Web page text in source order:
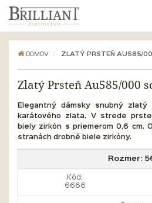
DOMOV ZLATÝ PRSTEŇ AU585/
Zlatý Prsteň Au585/000
Elegantný dámsky snubný
karátového zlata. V strede
biely zirkón s priemerom 0,6 cm.
stranách drobné biele zirkóny.
Rozmer:
Kód:
6666